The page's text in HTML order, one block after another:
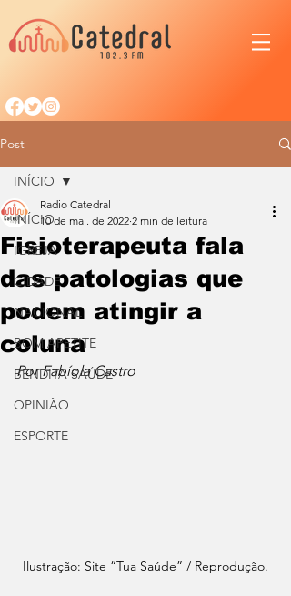
Post
INÍCIO
IGREJA
CIDADE
NACIONAL
BOM APETITE
BENDITA SAÚDE
OPINIÃO
ESPORTE
INÍCIO
Fisioterapeuta fala
das patologias que
podem atingir a
coluna
Radio Catedral
10 de mai. de 2022 2 min de leitura
Por Fabíola Castro
Ilustração: Site “Tua Saúde” / Reprodução.